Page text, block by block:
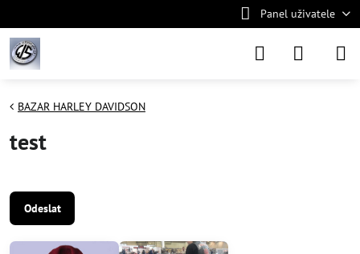
Panel uživatele
BAZAR HARLEY DAVIDSON
test
Odeslat